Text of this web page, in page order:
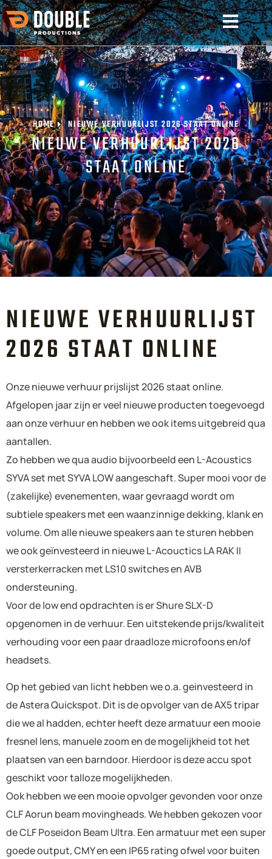
HOME NIEUWE VERHUURLIJST 2026 STAAT ONLINE
NIEUWE VERHUURLIJST 2026
STAAT ONLINE
NIEUWE VERHUURLIJST
2026 STAAT ONLINE
Onze nieuwe verhuur prijslijst 2026 staat online.
Afgelopen jaar zijn er veel nieuwe producten toegevoegd
aan onze verhuur en hebben we ook items uitgebreid qua
aantallen.
Zo hebben we qua audio bijvoorbeeld een L-Acoustics
SYVA set met SYVA LOW aangeschaft. Super mooi voor de
(zakelijke) evenementen, waar gevraagd wordt om
subtiele speakers met een waanzinnige dekking, klank en
volume. Om alle nieuwe speakers aan te sturen hebben
we ook geïnvesteerd in nieuwe L-Acouctics LA RAK II
versterkerracken met LS10 switches en AVB
ondersteuning.
Voor de low end opdrachten is er Shure SLX-D
opgenomen in de verhuur. Een uitstekende prijs/kwaliteit
verhouding voor een paar draadloze microfoons en/of
headsets.
Op het gebied van licht hebben we o.a. geinvesteerd in
de Astera Quickspot. Dit is de opvolger van de AX5 tripar
die we al hadden, echter heeft deze armatuur een mooie
fresnel lens, manuele zoom en de mogelijkheid tot het
plaatsen van een barndoor. Hierdoor is deze accu spot
geschikt voor talloze mogelijkheden.
Ook hebben we een mooie opvolger gevonden voor onze
CLF Aorun beam movingheads. We hebben gekozen voor
de CLF Poseidon Beam Ultra. Een armatuur met een super
goede output, CMY en een IP65 rating ofwel voor buiten